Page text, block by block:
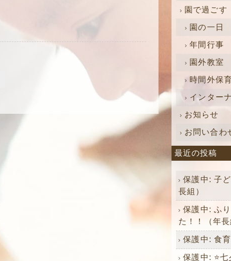
園で過ごす
園の一日
年間行事
園外教室
時間外保
インター
お知らせ
お問い合わ
最近の投稿
保護中: 子
長組）
保護中: ふ
た！！（年長
保護中: 食
保護中: ⭐️七